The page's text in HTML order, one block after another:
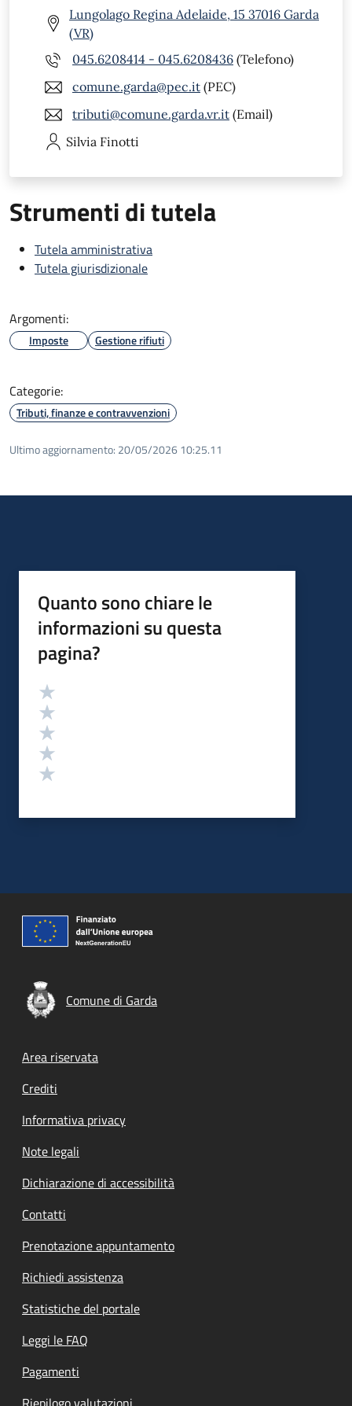
Lungolago Regina Adelaide, 15 37016 Garda
(VR)
045.6208414 - 045.6208436 (Telefono)
comune.garda@pec.it (PEC)
tributi@comune.garda.vr.it (Email)
Silvia Finotti
Strumenti di tutela
Tutela amministrativa
Tutela giurisdizionale
Argomenti:
Imposte Gestione rifiuti
Categorie:
Tributi, finanze e contravvenzioni
Ultimo aggiornamento: 20/05/2026 10:25.11
Quanto sono chiare le
informazioni su questa
pagina?
Valutazione
Comune di Garda
Footer menu
Area riservata
Crediti
Informativa privacy
Note legali
Dichiarazione di accessibilità
Contatti
Prenotazione appuntamento
Richiedi assistenza
Statistiche del portale
Leggi le FAQ
Pagamenti